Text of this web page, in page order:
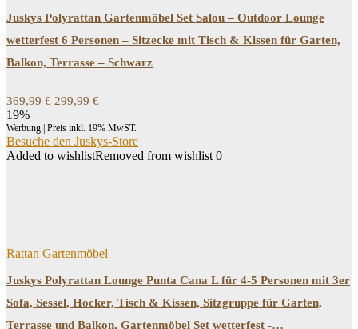
Juskys Polyrattan Gartenmöbel Set Salou – Outdoor Lounge
wetterfest 6 Personen – Sitzecke mit Tisch & Kissen für Garten,
Balkon, Terrasse – Schwarz
369,99€ Ursprünglicher
war:
369,99 €
299,99 €
ist:
299,99 €.
19%
Werbung | Preis inkl. 19% MwST.
Besuche den Juskys-Store
Added to wishlistRemoved from wishlist 0
Rattan Gartenmöbel
Juskys Polyrattan Lounge Punta Cana L für 4-5 Personen mit 3er
Sofa, Sessel, Hocker, Tisch & Kissen, Sitzgruppe für Garten,
Terrasse und Balkon, Gartenmöbel Set wetterfest -…